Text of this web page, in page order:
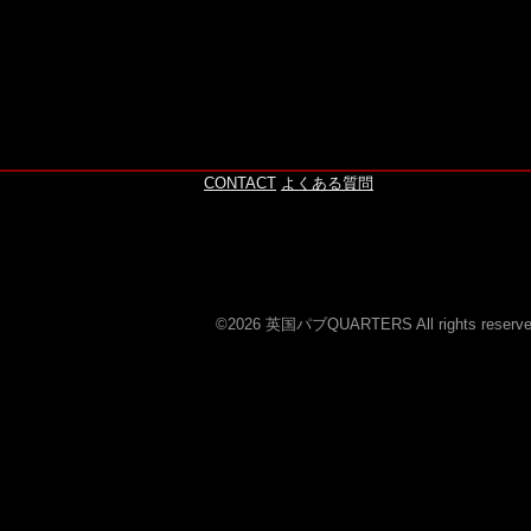
CONTACT よくある質問
©2026 英国パブQUARTERS All rights